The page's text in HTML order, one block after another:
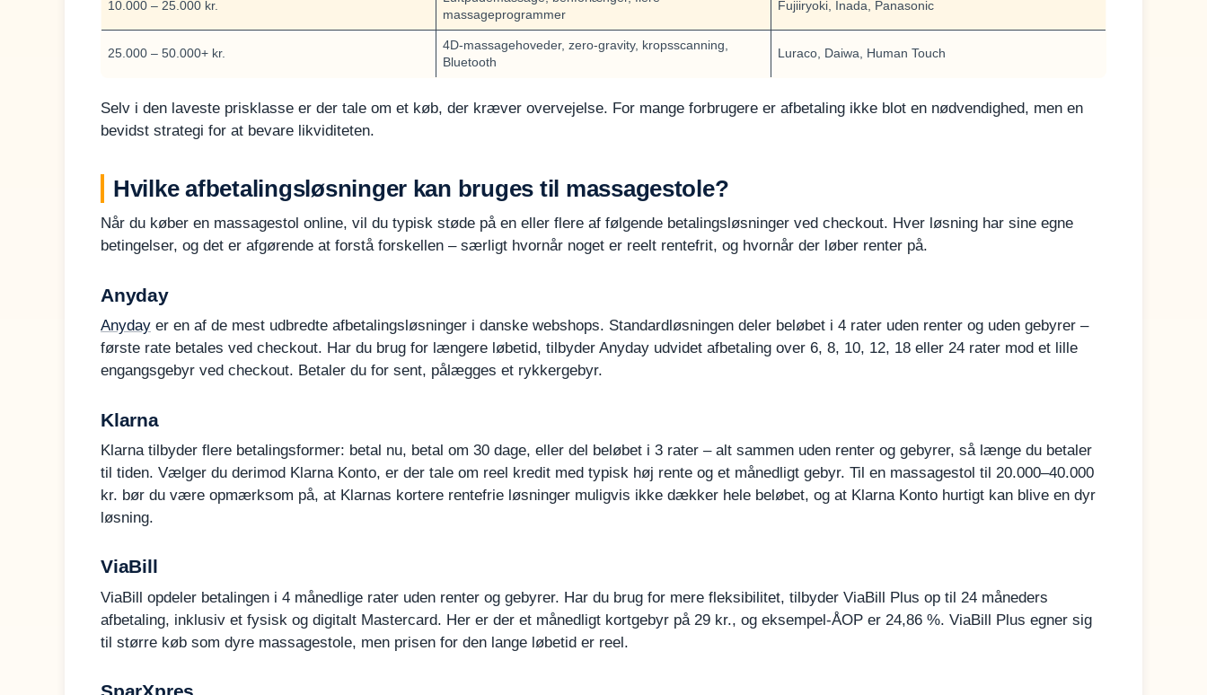
10.000 – 25.000 kr.
massageprogrammer
Fujiiryoki, Inada, Panasonic
25.000 – 50.000+ kr.
4D-massagehoveder, zero-gravity, kropsscanning,
Bluetooth
Luraco, Daiwa, Human Touch
Selv i den laveste prisklasse er der tale om et køb, der kræver overvejelse. For mange forbrugere er afbetaling ikke blot en nødvendighed, men en
bevidst strategi for at bevare likviditeten.
Hvilke afbetalingsløsninger kan bruges til massagestole?
Når du køber en massagestol online, vil du typisk støde på en eller flere af følgende betalingsløsninger ved checkout. Hver løsning har sine egne
betingelser, og det er afgørende at forstå forskellen – særligt hvornår noget er reelt rentefrit, og hvornår der løber renter på.
Anyday
Anyday er en af de mest udbredte afbetalingsløsninger i danske webshops. Standardløsningen deler beløbet i 4 rater uden renter og uden gebyrer –
første rate betales ved checkout. Har du brug for længere løbetid, tilbyder Anyday udvidet afbetaling over 6, 8, 10, 12, 18 eller 24 rater mod et lille
engangsgebyr ved checkout. Betaler du for sent, pålægges et rykkergebyr.
Klarna
Klarna tilbyder flere betalingsformer: betal nu, betal om 30 dage, eller del beløbet i 3 rater – alt sammen uden renter og gebyrer, så længe du betaler
til tiden. Vælger du derimod Klarna Konto, er der tale om reel kredit med typisk høj rente og et månedligt gebyr. Til en massagestol til 20.000–40.000
kr. bør du være opmærksom på, at Klarnas kortere rentefrie løsninger muligvis ikke dækker hele beløbet, og at Klarna Konto hurtigt kan blive en dyr
løsning.
ViaBill
ViaBill opdeler betalingen i 4 månedlige rater uden renter og gebyrer. Har du brug for mere fleksibilitet, tilbyder ViaBill Plus op til 24 måneders
afbetaling, inklusiv et fysisk og digitalt Mastercard. Her er der et månedligt kortgebyr på 29 kr., og eksempel-ÅOP er 24,86 %. ViaBill Plus egner sig
til større køb som dyre massagestole, men prisen for den lange løbetid er reel.